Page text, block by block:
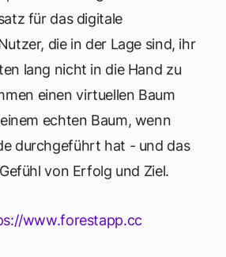
für das digitale
die in der Lage sind, ihr
lang nicht in die Hand zu
einen virtuellen Baum
echten Baum, wenn
durchgeführt hat - und das
von Erfolg und Ziel.
www.forestapp.cc